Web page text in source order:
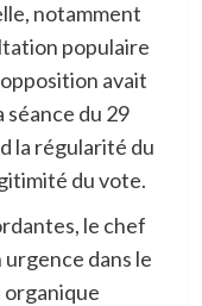
notamment
populaire
avait
séance du 29
la régularité du
du vote.
le chef
urgence dans le
organique